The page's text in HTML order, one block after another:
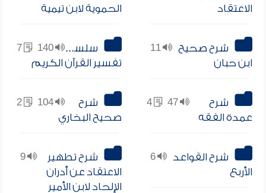
الاعتقاد
الحموية لابن تيمية
11
شرح صحيح
ابن حبان
140
7
سلسلة
تفسير القرآن الكريم
47
شرح
عمدة الفقه
104
2
شرح
صحيح البخاري
6
شرح القواعد
الأربع
9
شرح تطهير
الاعتقاد عن أدران
الإلحاد لابن الأمير